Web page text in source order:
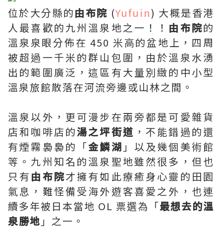
位於大分縣的由布院 (Yufuin) 大概是香港
人最喜歡的九州溫泉地之一！！ 由布院的
溫泉泉眼分佈在 450 米高的盆地上，四周
被超過一千米的群山包圍，由於溫泉水湧
出的範圍廣泛，這區有大量別緻的中小型
溫泉旅館散落在河流旁邊或山林之間。
溫泉以外，更可漫步在兩旁都是可愛雜貨
店和咖啡店的湯之坪街道 ，不能錯過的還
有煙霧裊裊的「金鱗湖 」以及幾個美術館
等。九州知名的溫泉聖地雖然很多，但也
只有 由布院才擁有如此療癒身心靈的田園
氣息，難怪備受海外遊客喜愛之外，也連
續多年被日本當地 OL 票選為「最想去的溫
泉勝地 」之一。